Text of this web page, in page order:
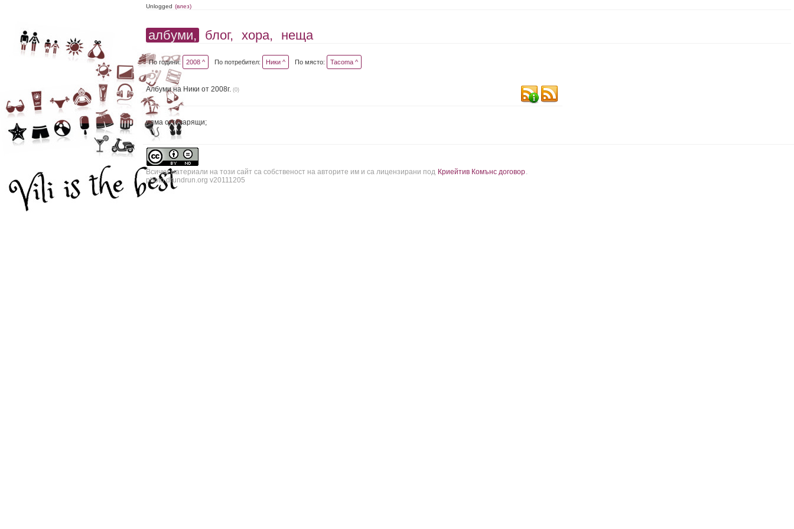
Unlogged (влез)
албуми, блог, хора, неща
По години: 2008 ^ По потребител: Ники ^ По място: Tacoma ^
Албуми на Ники от 2008г. (0)
няма отговарящи;
Всички материали на този сайт са собственост на авторите им и са лицензирани под Криейтив Комънс договор.
photo.drundrun.org v20111205